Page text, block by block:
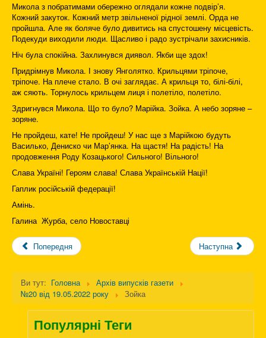
Микола з побратимами обережно оглядали кожне подвір’я.
Кожний закуток. Кожний метр звільненої рідної землі. Орда не
пройшла. Але як боляче було дивитись на спустошену місцевість.
Подекуди виходили люди. Щасливо і радо зустрічали захисників.
Ніч була спокійна. Захлинувся диявол. Якби ще здох!
Придрімнув Микола. І знову Янголятко. Крильцями тріпоче,
тріпоче. На плече стало. В очі заглядає. А крильця то, білі-білі,
аж сяють. Торнулось крильцем лиця і полетіло, полетіло.
Здригнувся Микола. Що то було? Марійка. Зойка. А небо зоряне –
зоряне.
Не пройдеш, кате! Не пройдеш! У нас ще з Марійкою будуть
Василько, Дениско чи Мар’янка. На щастя! На радість! На
продовження Роду Козацького! Сильного! Вільного!
Слава Україні! Героям слава! Слава Українській Нації!
Гаплик російській федерації!
Амінь.
Галина Журба, село Новоставці
Попередня Наступна
Ви тут: Головна
Архів випусків газети
№20 від 19.05.2022 року
Зойка
Популярні Теги